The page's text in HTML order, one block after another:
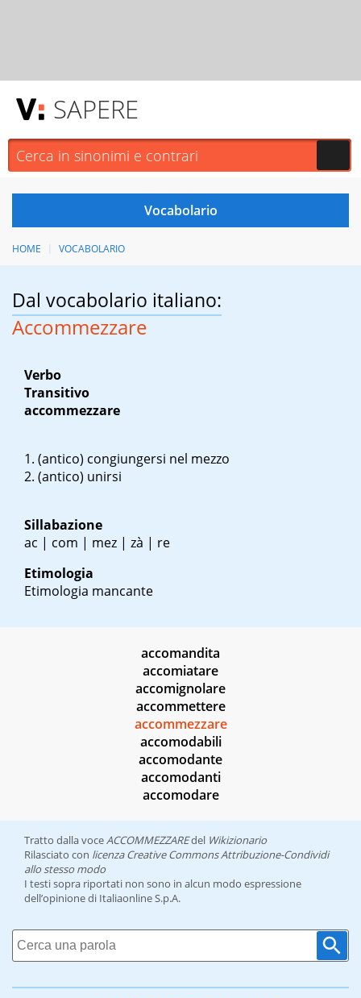
SAPERE
HOME VOCABOLARIO
Dal vocabolario italiano:
Accommezzare
Verbo
Transitivo
accommezzare
(antico) congiungersi nel mezzo
(antico) unirsi
Sillabazione
ac | com | mez | zà | re
Etimologia
Etimologia mancante
accomandita
accomiatare
accomignolare
accommettere
accommezzare
accomodabili
accomodante
accomodanti
accomodare
Tratto dalla voceACCOMMEZZAREdel Wikizionario
Rilasciato con licenza Creative Commons Attribuzione-Condividi
allo stesso modo
I testi sopra riportati non sono in alcun modo espressione
dell’opinione di Italiaonline S.p.A.